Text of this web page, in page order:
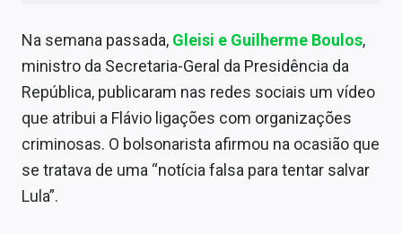
Na semana passada, Gleisi e Guilherme Boulos,
ministro da Secretaria-Geral da Presidência da
República, publicaram nas redes sociais um vídeo
que atribui a Flávio ligações com organizações
criminosas. O bolsonarista afirmou na ocasião que
se tratava de uma “notícia falsa para tentar salvar
Lula”.